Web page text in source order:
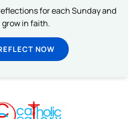
for each Sunday and
grow in faith.
NOW